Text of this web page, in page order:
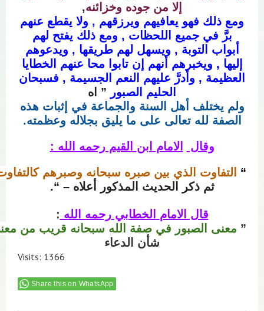
إلا من جوده وخزائنه,
ومع ذلك فهو يعافيهم ويرزقهم , ولا يقطع عنهم
برَّ في جميع اللحظات , ومع ذلك يفتح لهم
أبواب التوبة , ويسهل لهم طريقها , ويدعوهم
إليها , ويخبرهم أنهم إن تابوا محا عنهم الخطايا
العظيمة , وأدرَّ عليهم النعم الجسيمة , فسبحان
الحليم الصبور ” اه
ولم يختلف أهل السنة والجماعة في إثبات هذه
الصفة لله تعالى على ما يليق بجلاله وعظمته.
وقال
الامام ابن
القيم رحمه الله :
“ التفاوت الذي بين صبره سبحانه وصبرهم
ثم ذكر الحديث المذكور أعلاه – “.
قال الامام الخطابي رحمه الله :
” معنى الصبور في صفة الله سبحانه قريب من
شأن الدعاء
Visits: 1366
Share this on WhatsApp